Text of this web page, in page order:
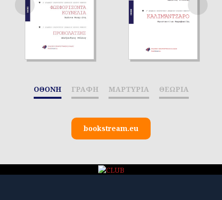
ΟΘΟΝΗ ΓΡΑΦΗ ΜΑΡΤΥΡΙΑ ΘΕΩΡΙΑ
bookstream.eu